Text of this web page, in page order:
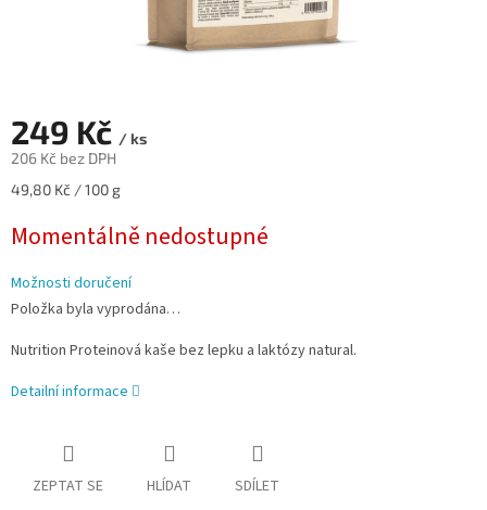
249 Kč / ks
206 Kč bez DPH
Měrná
49,80 Kč / 100 g
Momentálně nedostupné
Možnosti doručení
Položka byla vyprodána…
Nutrition Proteinová kaše bez lepku a laktózy natural.
Detailní informace
ZEPTAT SE HLÍDAT SDÍLET